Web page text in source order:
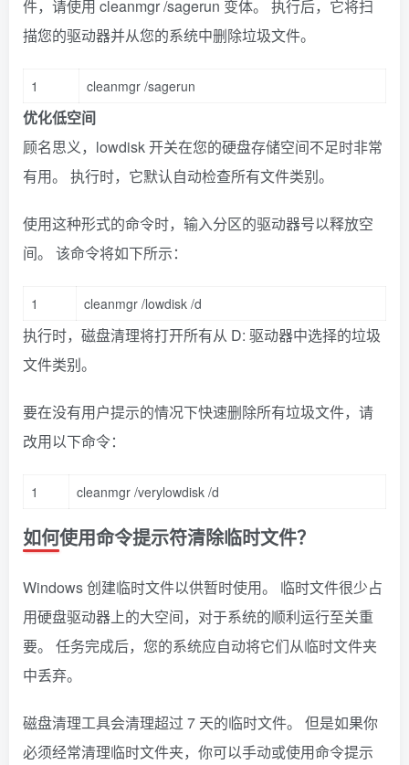
件，请使用 cleanmgr /sagerun 变体。 执行后，它将扫
描您的驱动器并从您的系统中删除垃圾文件。
1 cleanmgr /sagerun
优化低空间
顾名思义，lowdisk 开关在您的硬盘存储空间不足时非常
有用。 执行时，它默认自动检查所有文件类别。
使用这种形式的命令时，输入分区的驱动器号以释放空
间。 该命令将如下所示：
1 cleanmgr /lowdisk /d
执行时，磁盘清理将打开所有从 D: 驱动器中选择的垃圾
文件类别。
要在没有用户提示的情况下快速删除所有垃圾文件，请
改用以下命令：
1 cleanmgr /verylowdisk /d
如何使用命令提示符清除临时文件？
Windows 创建临时文件以供暂时使用。 临时文件很少占
用硬盘驱动器上的大空间，对于系统的顺利运行至关重
要。 任务完成后，您的系统应自动将它们从临时文件夹
中丢弃。
磁盘清理工具会清理超过 7 天的临时文件。 但是如果你
必须经常清理临时文件夹，你可以手动或使用命令提示